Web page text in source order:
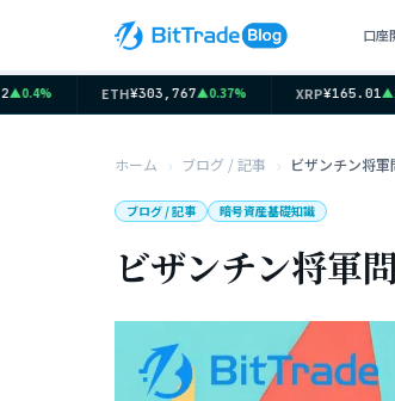
口座
ETH¥303,767▲0.37% XRP¥165.01
ホーム ブログ / 記事 ビザンチン将軍
ブログ / 記事 暗号資産基礎知識
ビザンチン将軍